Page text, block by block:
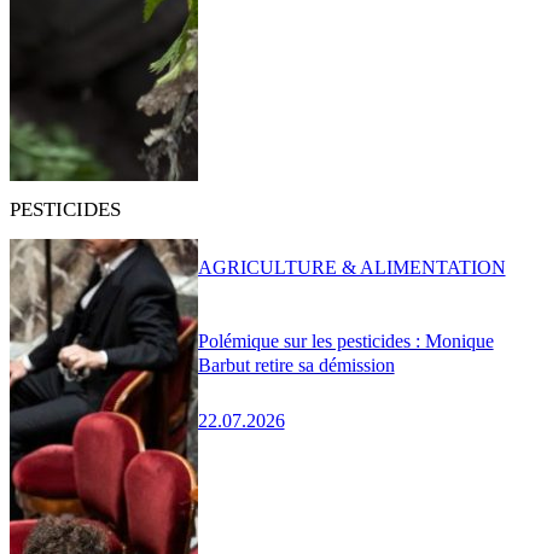
PESTICIDES
Polémique sur les pesticides : Monique
Barbut retire sa démission
22.07.2026
AGRICULTURE & ALIMENTATION